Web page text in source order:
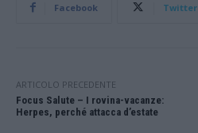
Facebook Twitter
ARTICOLO PRECEDENTE
Focus Salute – I rovina-vacanze:
Herpes, perché attacca d’estate